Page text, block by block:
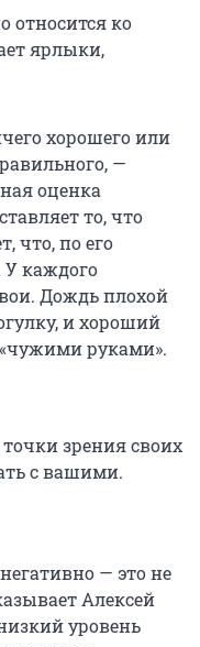
относится ко
ярлыки,
хорошего или
—
оценка
то, что
что, по его
каждого
Дождь плохой
и хороший
руками».
зрения своих
с вашими.
— это не
Алексей
уровень